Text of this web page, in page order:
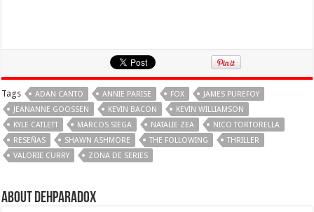
Tags ADAN CANTO ANNIE PARISE FOX
JAMES PUREFOY
JEANANNE GOOSSEN
KEVIN BACON
KEVIN WILLIAMSON
KYLE CATLETT
MARCOS SIEGA NATALIE ZEA
NICO TORTORELLA
RESEÑAS
SHAWN ASHMORE THE FOLLOWING
THRILLER
VALORIE CURRY
ZONA DE SERIES
About Dehparadox